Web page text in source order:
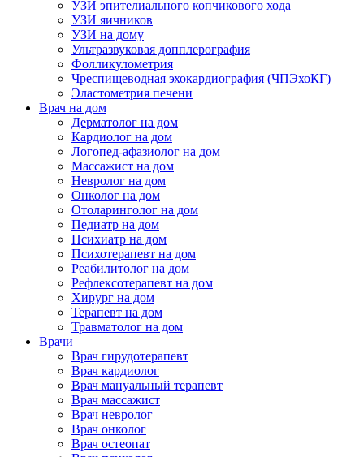
УЗИ эпителиального копчикового хода
УЗИ яичников
УЗИ на дому
Ультразвуковая допплерография
Фолликулометрия
Чреспищеводная эхокардиография (ЧПЭхоКГ)
Эластометрия печени
Врач на дом
Дерматолог на дом
Кардиолог на дом
Логопед-афазиолог на дом
Массажист на дом
Невролог на дом
Онколог на дом
Отоларинголог на дом
Педиатр на дом
Психиатр на дом
Психотерапевт на дом
Реабилитолог на дом
Рефлексотерапевт на дом
Хирург на дом
Терапевт на дом
Травматолог на дом
Врачи
Врач гирудотерапевт
Врач кардиолог
Врач мануальный терапевт
Врач массажист
Врач невролог
Врач онколог
Врач остеопат